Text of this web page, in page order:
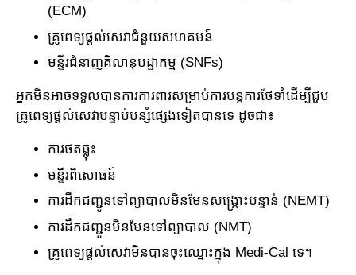
(ECM)
គ្រូពេទ្យផ្តល់សេវាជំនួយសហគមន៍
មន្ទីរជំនាញគិលានុបដ្ឋាកម្ម (SNFs)
អ្នកមិនអាចទទួលបានការការពារសម្រាប់ការបន្តការថែទាំដើម្បី​ជួប
គ្រូពេទ្យ​ផ្តល់សេវាបន្ទាប់បន្សំផ្សេងទៀតបានទេ ដូចជា៖
ការថតឆ្លុះ
មន្ទីរពិសោធន៍
ការ​ដឹកជញ្ជូនទៅព្យាបាល​មិនមែន​សង្គ្រោះ​បន្ទាន់​​ (NEMT)
ការ​ដឹកជញ្ជូនមិនមែនទៅព្យាបាល​ (NMT)
គ្រូពេទ្យផ្តល់សេវាមិនបានចុះឈ្មោះក្នុង Medi-Cal ទេ។